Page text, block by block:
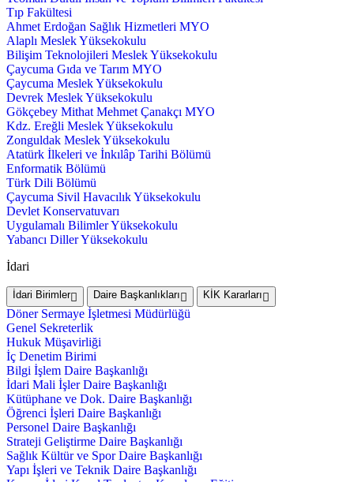
Tıp Fakültesi
Ahmet Erdoğan Sağlık Hizmetleri MYO
Alaplı Meslek Yüksekokulu
Bilişim Teknolojileri Meslek Yüksekokulu
Çaycuma Gıda ve Tarım MYO
Çaycuma Meslek Yüksekokulu
Devrek Meslek Yüksekokulu
Gökçebey Mithat Mehmet Çanakçı MYO
Kdz. Ereğli Meslek Yüksekokulu
Zonguldak Meslek Yüksekokulu
Atatürk İlkeleri ve İnkılâp Tarihi Bölümü
Enformatik Bölümü
Türk Dili Bölümü
Çaycuma Sivil Havacılık Yüksekokulu
Devlet Konservatuvarı
Uygulamalı Bilimler Yüksekokulu
Yabancı Diller Yüksekokulu
İdari
İdari Birimler Daire Başkanlıkları KİK Kararları
Döner Sermaye İşletmesi Müdürlüğü
Genel Sekreterlik
Hukuk Müşavirliği
İç Denetim Birimi
Bilgi İşlem Daire Başkanlığı
İdari Mali İşler Daire Başkanlığı
Kütüphane ve Dok. Daire Başkanlığı
Öğrenci İşleri Daire Başkanlığı
Personel Daire Başkanlığı
Strateji Geliştirme Daire Başkanlığı
Sağlık Kültür ve Spor Daire Başkanlığı
Yapı İşleri ve Teknik Daire Başkanlığı